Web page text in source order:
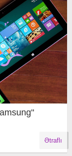
Ətraflı